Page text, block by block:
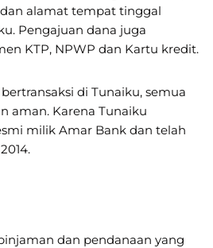
alamat tempat tinggal
Pengajuan dana juga
KTP, NPWP dan Kartu kredit.
di Tunaiku, semua
aman. Karena Tunaiku
milik Amar Bank dan telah
dan pendanaan yang